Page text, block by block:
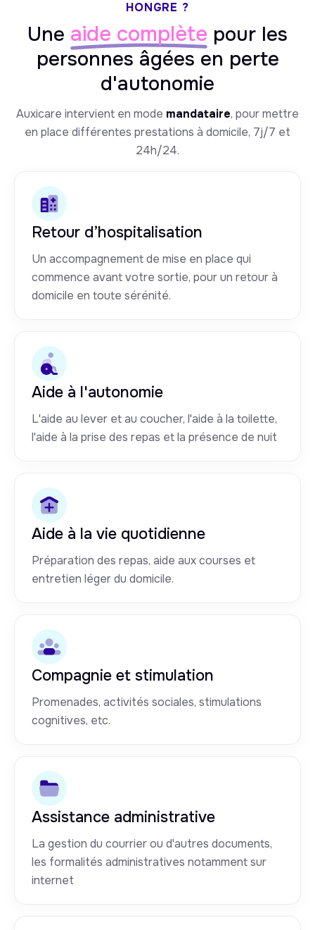
HONGRE ?
Une aide complète pour les
personnes âgées en perte
d'autonomie
Auxicare intervient en mode mandataire, pour mettre
en place différentes prestations à domicile, 7j/7 et
24h/24.
Retour d’hospitalisation
Un accompagnement de mise en place qui
commence avant votre sortie, pour un retour à
domicile en toute sérénité.
Aide à l'autonomie
L'aide au lever et au coucher, l'aide à la toilette,
l'aide à la prise des repas et la présence de nuit
Aide à la vie quotidienne
Préparation des repas, aide aux courses et
entretien léger du domicile.
Compagnie et stimulation
Promenades, activités sociales, stimulations
cognitives, etc.
Assistance administrative
La gestion du courrier ou d'autres documents,
les formalités administratives notamment sur
internet